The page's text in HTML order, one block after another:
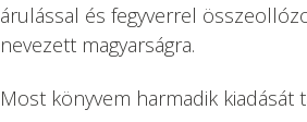
árulással és fegyverrel
nevezett magyarságra.
Most könyvem harmadik kiadását